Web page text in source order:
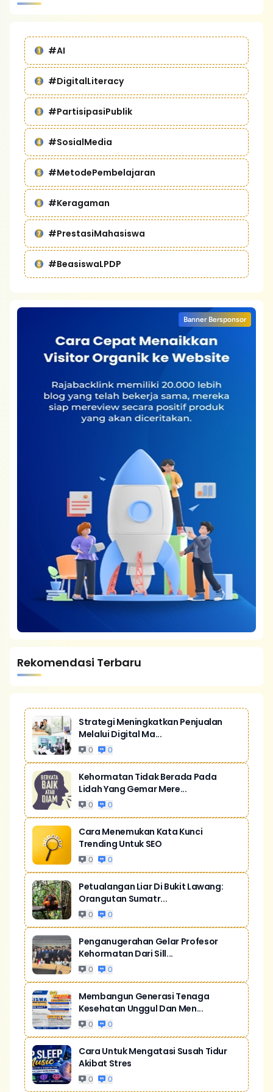
#AI
#DigitalLiteracy
#PartisipasiPublik
#SosialMedia
#MetodePembelajaran
#Keragaman
#PrestasiMahasiswa
#BeasiswaLPDP
Banner Bersponsor
Rekomendasi Terbaru
Strategi Meningkatkan Penjualan
Melalui Digital Ma...
0 0
Kehormatan Tidak Berada Pada
Lidah Yang Gemar Mere...
0 0
Cara Menemukan Kata Kunci
Trending Untuk SEO
0 0
Petualangan Liar Di Bukit Lawang:
Orangutan Sumatr...
0 0
Penganugerahan Gelar Profesor
Kehormatan Dari Sill...
0 0
Membangun Generasi Tenaga
Kesehatan Unggul Dan Men...
0 0
Cara Untuk Mengatasi Susah Tidur
Akibat Stres
0 0